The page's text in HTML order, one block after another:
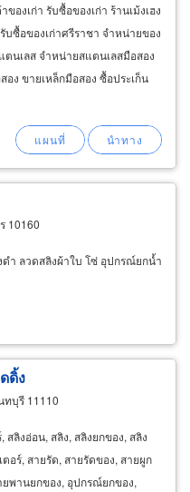
องเก่า รับซื้อของเก่า ร้านเม้งเฮง
บซื้อของเก่าศรีราชา จำหน่ายของ
ตนเลส จำหน่ายสแตนเลสมือสอง
ง ขายเหล็กมือสอง ซื้อประเก็น
10160
ดำ ลวดสลิงผ้าใบ โซ่ อุปกรณ์ยกน้ำ
ดิ้ง
ทบุรี 11110
ลิงอ่อน, สลิง, สลิงยกของ, สลิง
อร์, สายรัด, สายรัดของ, สายผูก
ยพานยกของ, อุปกรณ์ยกของ,